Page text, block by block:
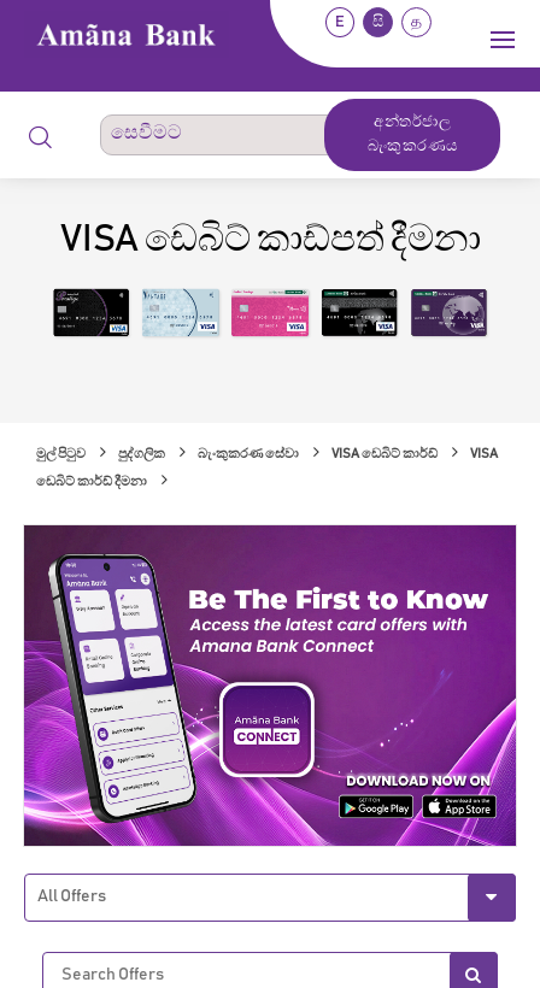
E සි த
අන්තර්ජාල
බැංකුකරණය
VISA ඩෙබිට් කාඩ්පත් දීමනා
මුල් පිටුව පුද්ගලික බැංකුකරණ සේවා VISA ඩෙබිට් කාර්ඩ් VISA
ඩෙබිට් කාර්ඩ් දීමනා